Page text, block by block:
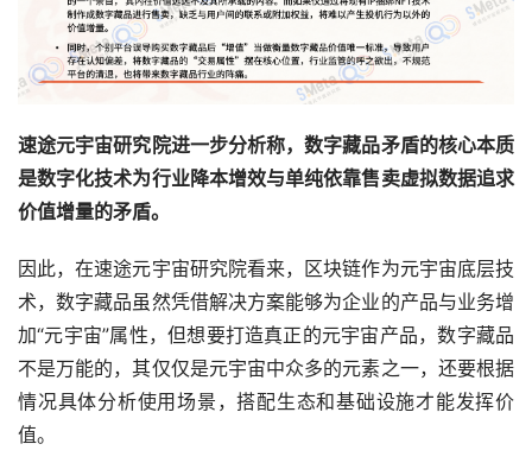
速途元宇宙研究院进一步分析称，数字藏品矛盾的核心本质
是数字化技术为行业降本增效与单纯依靠售卖虚拟数据追求
价值增量的矛盾。
因此，在速途元宇宙研究院看来，区块链作为元宇宙底层技
术，数字藏品虽然凭借解决方案能够为企业的产品与业务增
加“元宇宙”属性，但想要打造真正的元宇宙产品，数字藏品
不是万能的，其仅仅是元宇宙中众多的元素之一，还要根据
情况具体分析使用场景，搭配生态和基础设施才能发挥价
值。